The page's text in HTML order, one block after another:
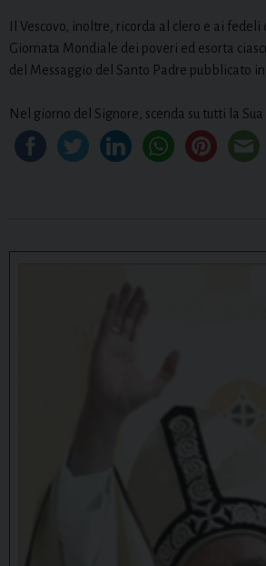
Il Vescovo, inoltre, ricorda al clero e ai fedeli
Giornata Mondiale dei poveri ed esorta
del Messaggio del Santo Padre pubblicato
Nel giorno del Signore, scenda su tutti la